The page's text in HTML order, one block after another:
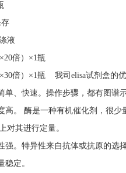
液
倍）×1瓶
倍）×1瓶
我司elisa试剂盒的
单、快速。操作步骤，都有图谱
高。 酶是一种有机催化剂，很少
对其进行定量。
强。特异性来自抗体或抗原的选
稳定。